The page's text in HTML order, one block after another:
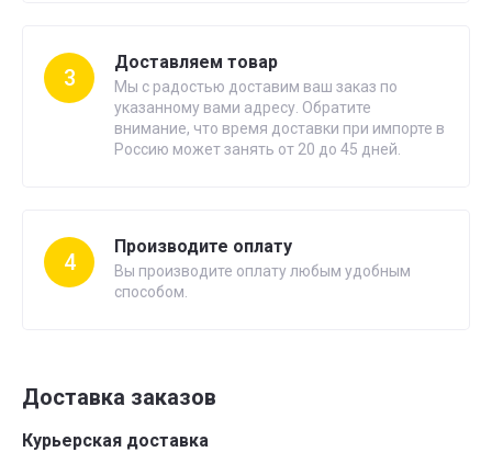
3
Доставляем товар
Мы с радостью доставим ваш заказ по
указанному вами адресу. Обратите
внимание, что время доставки при импорте в
Россию может занять от 20 до 45 дней.
4
Производите оплату
Вы производите оплату любым удобным
способом.
Доставка заказов
Курьерская доставка